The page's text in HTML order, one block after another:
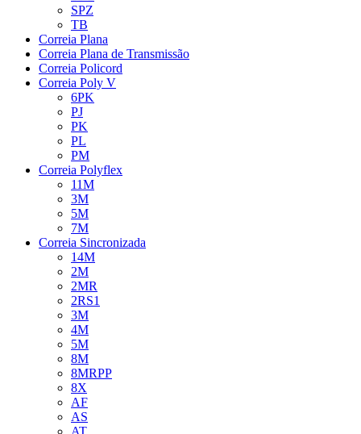
SPZ
TB
Correia Plana
Correia Plana de Transmissão
Correia Policord
Correia Poly V
6PK
PJ
PK
PL
PM
Correia Polyflex
11M
3M
5M
7M
Correia Sincronizada
14M
2M
2MR
2RS1
3M
4M
5M
8M
8MRPP
8X
AF
AS
AT